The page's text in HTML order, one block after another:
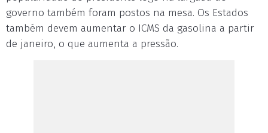
governo também foram postos na mesa. Os Estados
também devem aumentar o ICMS da gasolina a partir
de janeiro, o que aumenta a pressão.